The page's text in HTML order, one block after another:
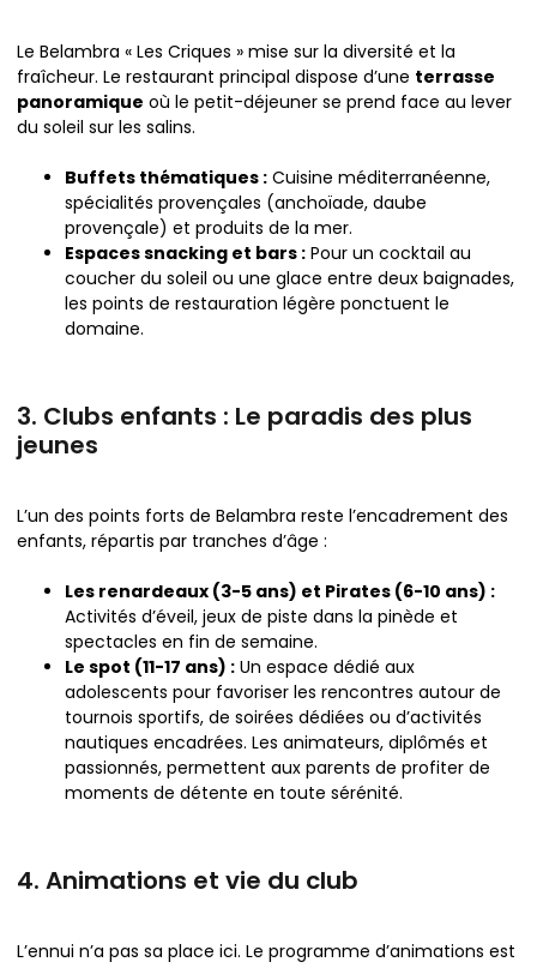
Le Belambra « Les Criques » mise sur la diversité et la
fraîcheur. Le restaurant principal dispose d’une terrasse
panoramique où le petit-déjeuner se prend face au lever
du soleil sur les salins.
Buffets thématiques : Cuisine méditerranéenne,
spécialités provençales (anchoïade, daube
provençale) et produits de la mer.
Espaces snacking et bars : Pour un cocktail au
coucher du soleil ou une glace entre deux baignades,
les points de restauration légère ponctuent le
domaine.
3. Clubs enfants : Le paradis des plus
jeunes
L’un des points forts de Belambra reste l’encadrement des
enfants, répartis par tranches d’âge :
Les renardeaux (3-5 ans) et Pirates (6-10 ans) :
Activités d’éveil, jeux de piste dans la pinède et
spectacles en fin de semaine.
Le spot (11-17 ans) : Un espace dédié aux
adolescents pour favoriser les rencontres autour de
tournois sportifs, de soirées dédiées ou d’activités
nautiques encadrées. Les animateurs, diplômés et
passionnés, permettent aux parents de profiter de
moments de détente en toute sérénité.
4. Animations et vie du club
L’ennui n’a pas sa place ici. Le programme d’animations est